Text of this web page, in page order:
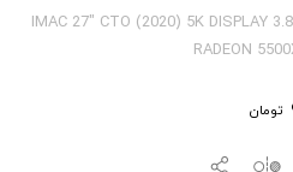
IMAC 27" CTO (2020) 5K DISPLAY
RADEON
تومان